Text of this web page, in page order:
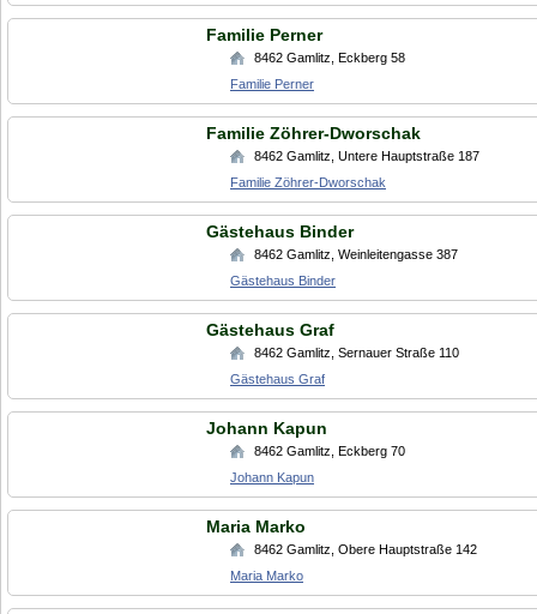
Familie Perner
8462 Gamlitz Eckberg 58
Familie Perner
Familie Zöhrer-Dworschak
8462 Gamlitz Untere Hauptstraße 187
Familie Zöhrer-Dworschak
Gästehaus Binder
8462 Gamlitz Weinleitengasse 387
Gästehaus Binder
Gästehaus Graf
8462 Gamlitz Sernauer Straße 110
Gästehaus Graf
Johann Kapun
8462 Gamlitz Eckberg 70
Johann Kapun
Maria Marko
8462 Gamlitz Obere Hauptstraße 142
Maria Marko